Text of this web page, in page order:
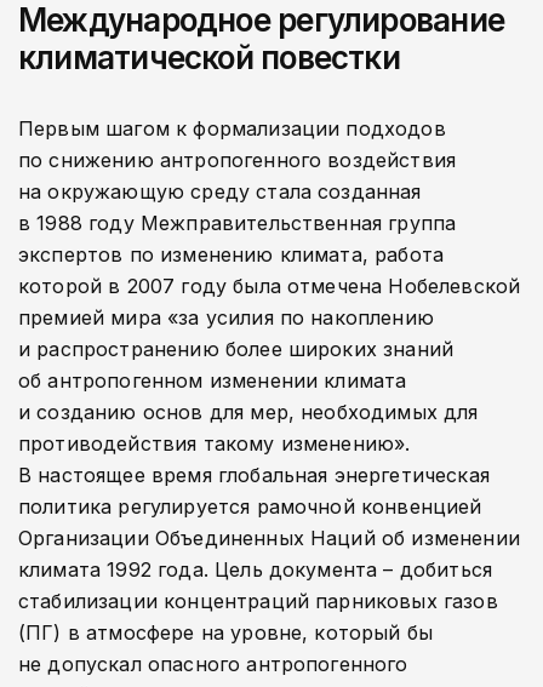
Международное регулирование
климатической повестки
Первым шагом к формализации подходов
по снижению антропогенного воздействия
на окружающую среду стала созданная
в 1988 году Межправительственная группа
экспертов по изменению климата, работа
которой в 2007 году была отмечена Нобелевской
премией мира «за усилия по накоплению
и распространению более широких знаний
об антропогенном изменении климата
и созданию основ для мер, необходимых для
противодействия такому изменению».
В настоящее время глобальная энергетическая
политика регулируется рамочной конвенцией
Организации Объединенных Наций об изменении
климата 1992 года. Цель документа – добиться
стабилизации концентраций парниковых газов
(ПГ) в атмосфере на уровне, который бы
не допускал опасного антропогенного